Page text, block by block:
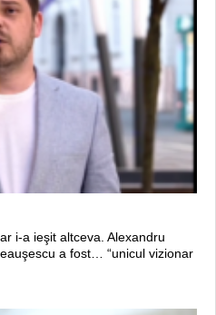
i-a ieşit altceva. Alexandru
a fost… “unicul vizionar